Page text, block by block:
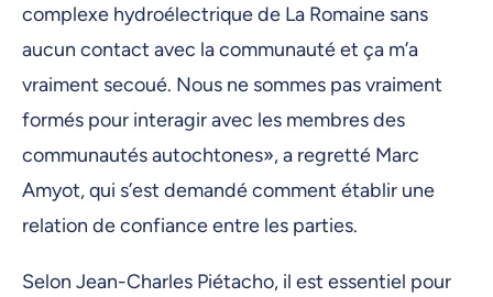
complexe hydroélectrique de La Romaine sans
aucun contact avec la communauté et ça m’a
vraiment secoué. Nous ne sommes pas vraiment
formés pour interagir avec les membres des
communautés autochtones», a regretté Marc
Amyot, qui s’est demandé comment établir une
relation de confiance entre les parties.
Selon Jean-Charles Piétacho, il est essentiel pour